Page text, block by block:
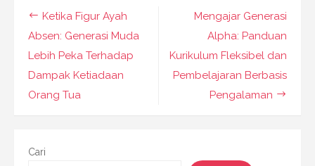
Navigasi
pos
Mengajar Generasi
Alpha: Panduan
Kurikulum Fleksibel dan
Pembelajaran Berbasis
Pengalaman
Ketika Figur Ayah
Absen: Generasi Muda
Lebih Peka Terhadap
Dampak Ketiadaan
Orang Tua
Cari